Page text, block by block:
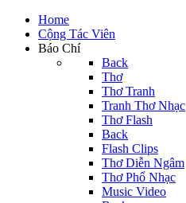
Home
Cộng Tác Viên
Báo Chí
Back
Thơ
Thơ Tranh
Tranh Thơ Nhạc
Thơ Flash
Back
Flash Clips
Thơ Diễn Ngâm
Thơ Phổ Nhạc
Music Video